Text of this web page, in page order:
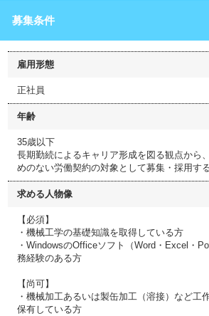
募集条件
雇用形態
正社員
年齢
35歳以下
長期勤続によるキャリア形成を図る観点から
めのない労働契約の対象として募集・採用す
求める人物像
【必須】
・機械工学の基礎知識を取得している方
・WindowsのOfficeソフト（Word・Excel・
務経験のある方
【尚可】
・機械加工あるいは製缶加工（溶接）など工
保有している方